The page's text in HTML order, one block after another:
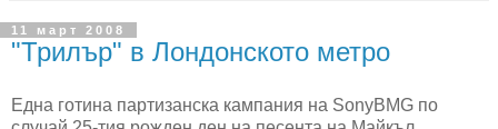
11 март 2008
"Трилър" в Лондонското метро
Една готина партизанска кампания на SonyBMG по